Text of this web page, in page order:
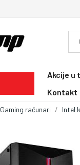
Akcije u
Kontakt
Gaming računari Intel